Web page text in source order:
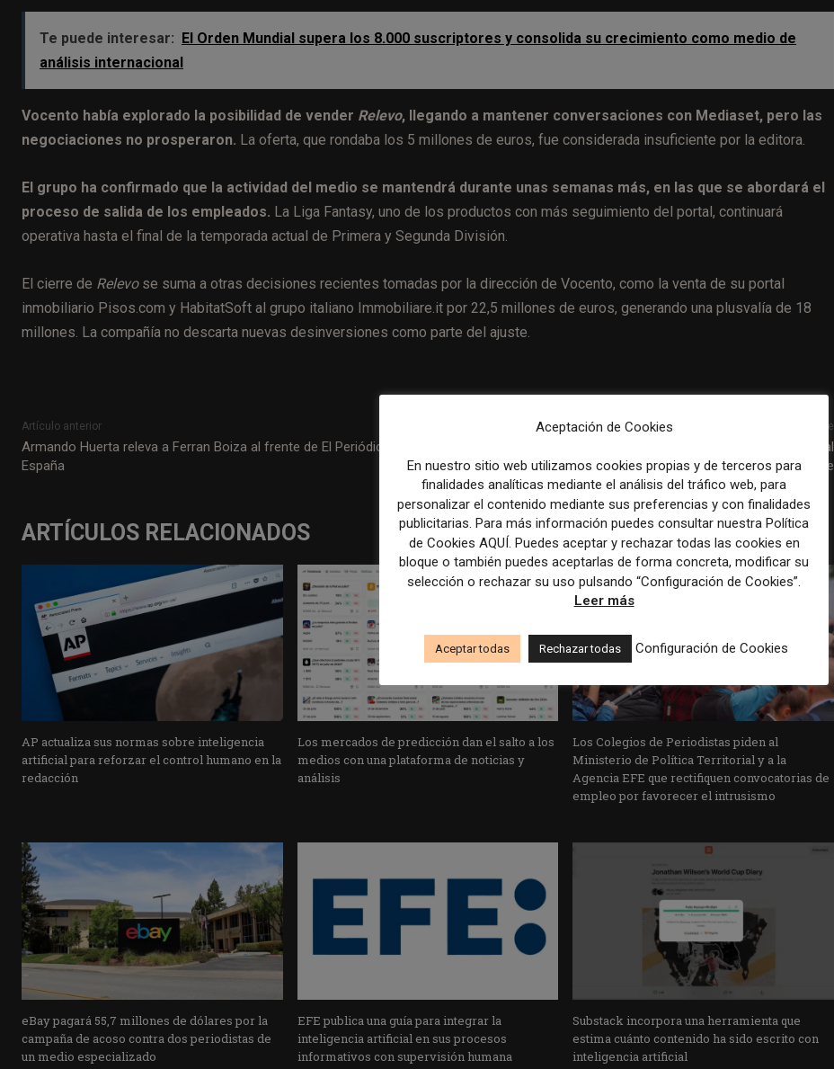
Te puede interesar: El Orden Mundial supera los 8.000 suscriptores y consolida su crecimiento como medio de
análisis internacional
Vocento había explorado la posibilidad de vender Relevo, llegando a mantener conversaciones con Mediaset, pero las
negociaciones no prosperaron. La oferta, que rondaba los 5 millones de euros, fue considerada insuficiente por la editora.
El grupo ha confirmado que la actividad del medio se mantendrá durante unas semanas más, en las que se abordará el
proceso de salida de los empleados. La Liga Fantasy, uno de los productos con más seguimiento del portal, continuará
operativa hasta el final de la temporada actual de Primera y Segunda División.
El cierre de Relevose suma a otras decisiones recientes tomadas por la dirección de Vocento, como la venta de su portal
inmobiliario Pisos.com y HabitatSoft al grupo italiano Immobiliare.it por 22,5 millones de euros, generando una plusvalía de 18
millones. La compañía no descarta nuevas desinversiones como parte del ajuste.
Artículo anterior
Armando Huerta releva a Ferran Boiza al frente de El Periódico de
España
Artículo siguiente
Mail crosses 250,000 digital subscribers and appoints first global
women’s editor – Press Gazette
ARTÍCULOS RELACIONADOS
AP actualiza sus normas sobre inteligencia
artificial para reforzar el control humano en la
redacción
Los mercados de predicción dan el salto a los
medios con una plataforma de noticias y
análisis
Los Colegios de Periodistas piden al
Ministerio de Política Territorial y a la
Agencia EFE que rectifiquen convocatorias de
empleo por favorecer el intrusismo
eBay pagará 55,7 millones de dólares por la
campaña de acoso contra dos periodistas de
un medio especializado
EFE publica una guía para integrar la
inteligencia artificial en sus procesos
informativos con supervisión humana
Substack incorpora una herramienta que
estima cuánto contenido ha sido escrito con
inteligencia artificial
Aceptación de Cookies
En nuestro sitio web utilizamos cookies propias y de terceros para
finalidades analíticas mediante el análisis del tráfico web, para
personalizar el contenido mediante sus preferencias y con finalidades
publicitarias. Para más información puedes consultar nuestra Política
de Cookies AQUÍ. Puedes aceptar y rechazar todas las cookies en
bloque o también puedes aceptarlas de forma concreta, modificar su
selección o rechazar su uso pulsando “Configuración de Cookies”.
Leer más
Aceptar todas Rechazar todas Configuración de Cookies